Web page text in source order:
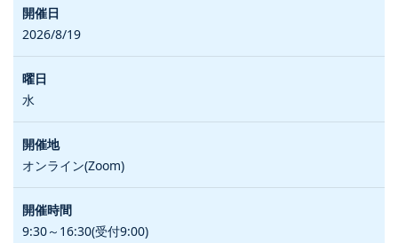
2026/8/19
水
オンライン(Zoom)
9:30～16:30(受付9:00)